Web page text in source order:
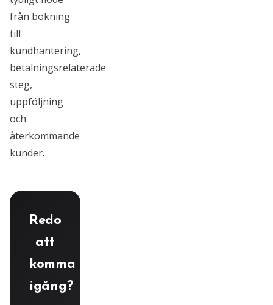
från bokning
till
kundhantering,
betalningsrelaterade
steg,
uppföljning
och
återkommande
kunder.
Redo
att
komma
igång?